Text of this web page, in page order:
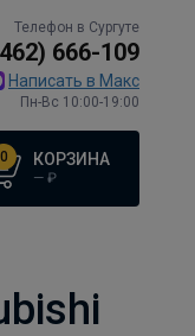
Телефон в Сургуте
666-109
Написать в Макс
Пн-Вс 10:00-19:00
0 КОРЗИНА
— ₽